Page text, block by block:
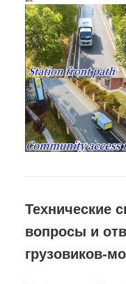
Технические
вопросы и
грузовиков-